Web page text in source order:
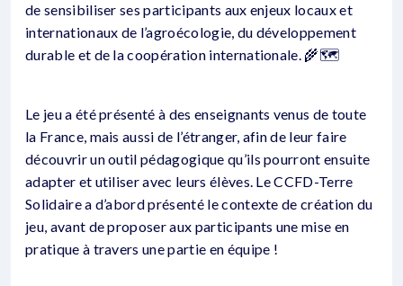
de sensibiliser ses participants aux enjeux locaux et
internationaux de l’agroécologie, du développement
durable et de la coopération internationale. 🌾🗺️
Le jeu a été présenté à des enseignants venus de toute
la France, mais aussi de l’étranger, afin de leur faire
découvrir un outil pédagogique qu’ils pourront ensuite
adapter et utiliser avec leurs élèves. Le CCFD-Terre
Solidaire a d’abord présenté le contexte de création du
jeu, avant de proposer aux participants une mise en
pratique à travers une partie en équipe !